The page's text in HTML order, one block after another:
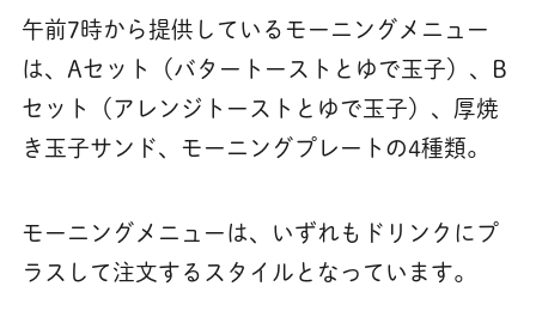
午前7時から提供しているモーニングメニュー
は、Aセット（バタートーストとゆで玉子）、B
セット（アレンジトーストとゆで玉子）、厚焼
き玉子サンド、モーニングプレートの4種類。
モーニングメニューは、いずれもドリンクにプ
ラスして注文するスタイルとなっています。